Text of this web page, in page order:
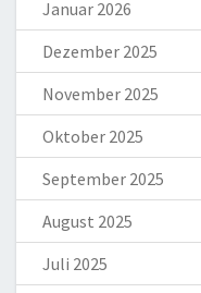
Januar 2026
Dezember 2025
November 2025
Oktober 2025
September 2025
August 2025
Juli 2025